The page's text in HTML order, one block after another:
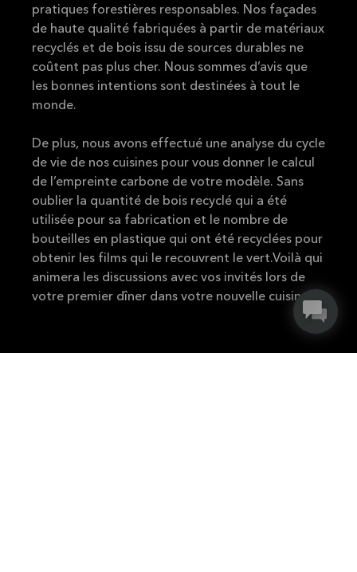
pratiques forestières responsables. Nos façades
de haute qualité fabriquées à partir de matériaux
recyclés et de bois issu de sources durables ne
coûtent pas plus cher. Nous sommes d’avis que
les bonnes intentions sont destinées à tout le
monde.
De plus, nous avons effectué une analyse du cycle
de vie de nos cuisines pour vous donner le calcul
de l’empreinte carbone de votre modèle. Sans
oublier la quantité de bois recyclé qui a été
utilisée pour sa fabrication et le nombre de
bouteilles en plastique qui ont été recyclées pour
obtenir les films qui le recouvrent le vert.Voilà qui
animera les discussions avec vos invités lors de
votre premier dîner dans votre nouvelle cuisine!